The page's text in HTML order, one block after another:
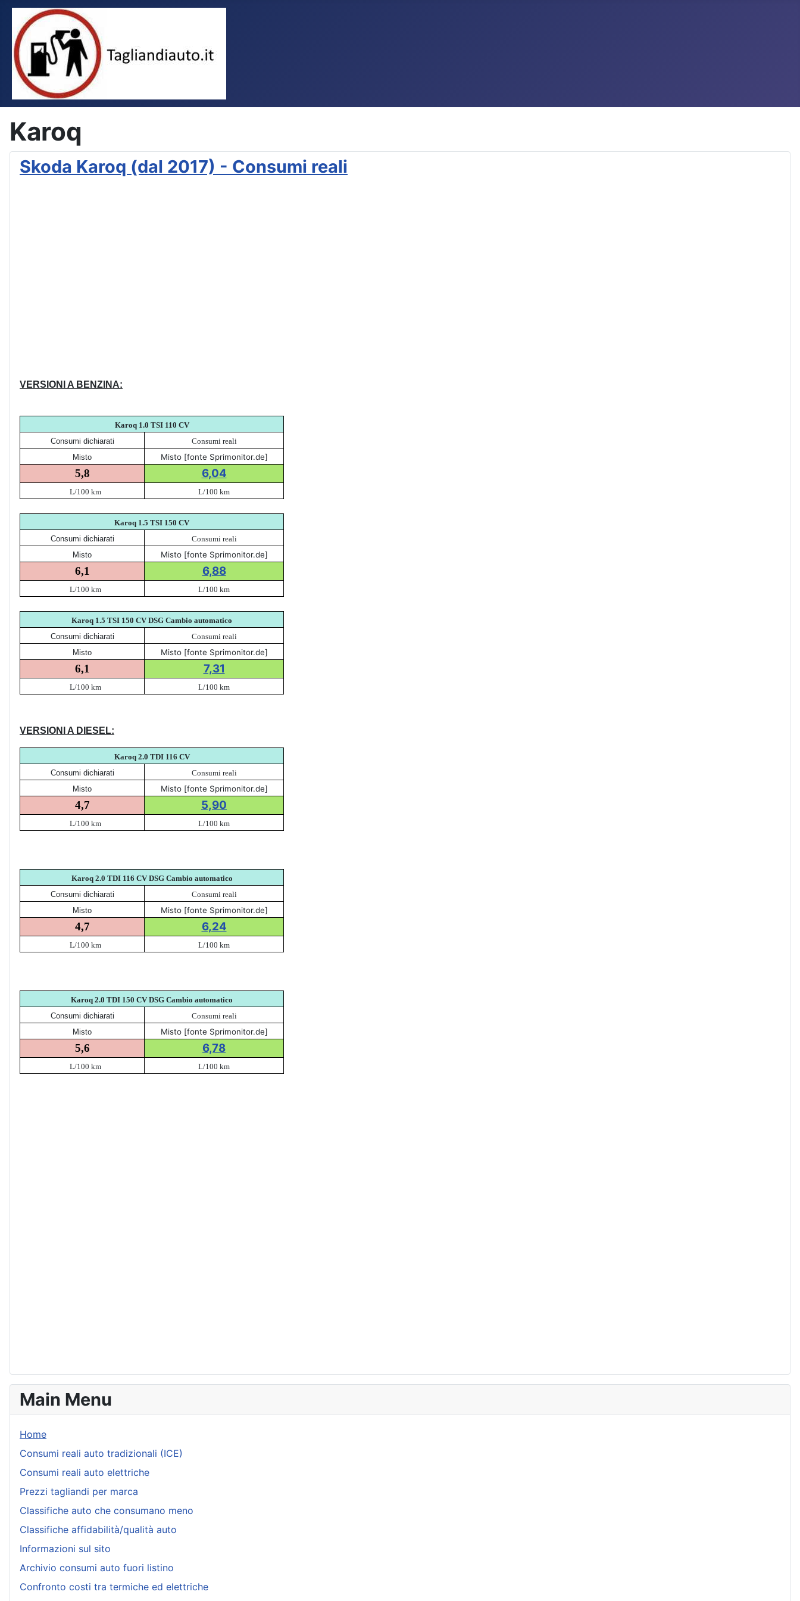
Main Menu
Home
Consumi reali auto tradizionali (ICE)
Consumi reali auto elettriche
Prezzi tagliandi per marca
Classifiche auto che consumano meno
Classifiche affidabilità/qualità auto
Informazioni sul sito
Archivio consumi auto fuori listino
Confronto costi tra termiche ed elettriche
Karoq
Skoda Karoq (dal 2017) - Consumi reali
VERSIONI A BENZINA:
Karoq 1.0 TSI 110 CV
Consumi dichiarati
Consumi reali
Misto
Misto [fonte Sprimonitor.de]
5,8 6,04
L/100 km L/100 km
Karoq 1.5 TSI 150 CV
Consumi dichiarati
Consumi reali
Misto
Misto [fonte Sprimonitor.de]
6,1 6,88
L/100 km L/100 km
Karoq 1.5 TSI 150 CV DSG Cambio automatico
Consumi dichiarati
Consumi reali
Misto
Misto [fonte Sprimonitor.de]
6,1 7,31
L/100 km L/100 km
VERSIONI A DIESEL:
Karoq 2.0 TDI 116 CV
Consumi dichiarati
Consumi reali
Misto
Misto [fonte Sprimonitor.de]
4,7 5,90
L/100 km L/100 km
Karoq 2.0 TDI 116 CV DSG Cambio automatico
Consumi dichiarati
Consumi reali
Misto
Misto [fonte Sprimonitor.de]
4,7 6,24
L/100 km L/100 km
Karoq 2.0 TDI 150 CV DSG Cambio automatico
Consumi dichiarati
Consumi reali
Misto
Misto [fonte Sprimonitor.de]
5,6 6,78
L/100 km L/100 km